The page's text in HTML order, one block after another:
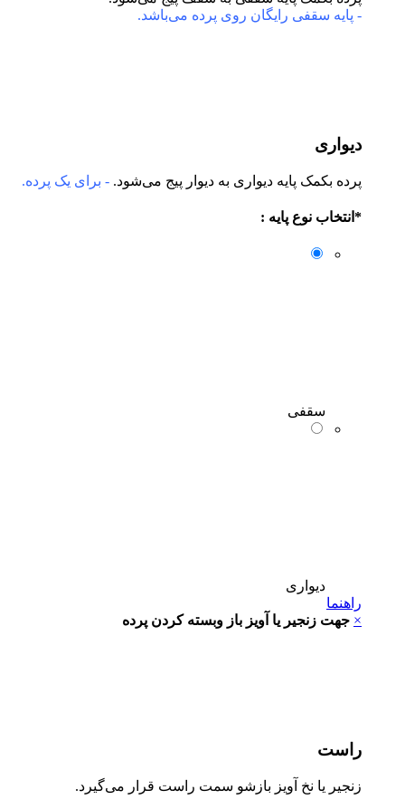
- پایه سقفی رایگان روی پرده می‌باشد.
دیواری
پرده بکمک پایه دیواری به دیوار پیج می‌شود. - برای یک پرده.
* انتخاب نوع پایه :
سقفی
دیواری
راهنما
× جهت زنجیر یا آویز باز وبسته کردن پرده
راست
زنجیر یا نخ آویز بازشو سمت راست قرار می‌گیرد.